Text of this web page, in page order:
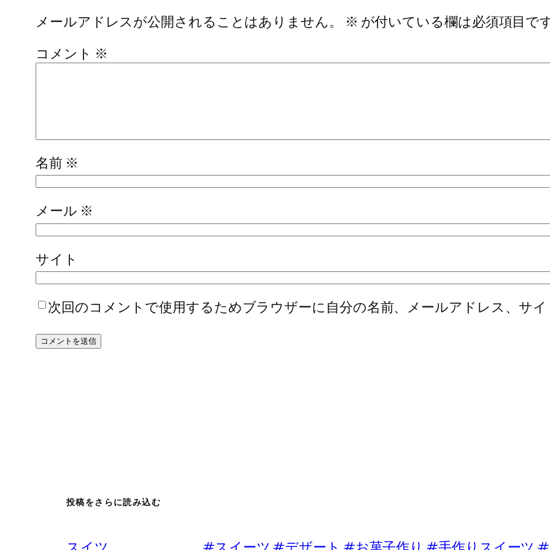
メールアドレスが公開されることはありません。
※ が付いている欄は必須項目で
コメント ※
名前 ※
メール ※
サイト
次回のコメントで使用するためブラウザーに自分の名前、メールアドレス、サ
投稿をさらに読み込む